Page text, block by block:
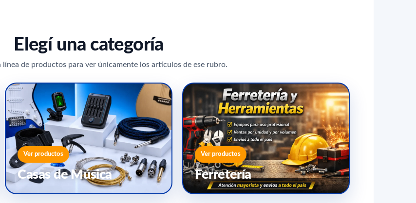
Elegí una categoría
línea de productos para ver únicamente los artículos de ese rubro.
Ver productos
Casas de Música
Ver productos
Ferretería